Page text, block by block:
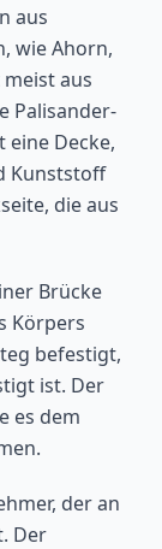
aus
wie Ahorn,
aus
Palisander-
Decke,
Kunststoff
die aus
Brücke
Körpers
befestigt,
ist. Der
es dem
der an
Der